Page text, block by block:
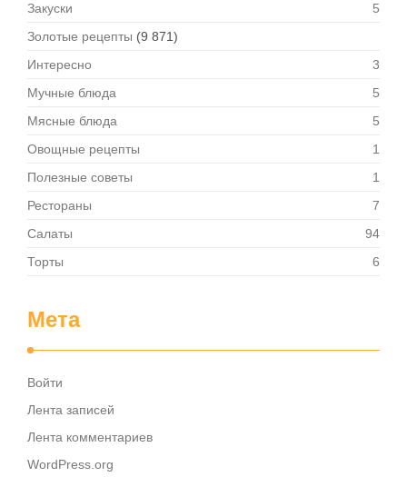
Закуски
5
Золотые рецепты (9 871)
Интересно
3
Мучные блюда
5
Мясные блюда
5
Овощные рецепты
1
Полезные советы
1
Рестораны
7
Салаты
94
Торты
6
Мета
Войти
Лента записей
Лента комментариев
WordPress.org